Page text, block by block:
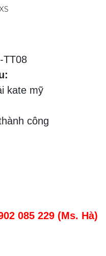
TT08
kate mỹ
công
085 229 (Ms. Hà)